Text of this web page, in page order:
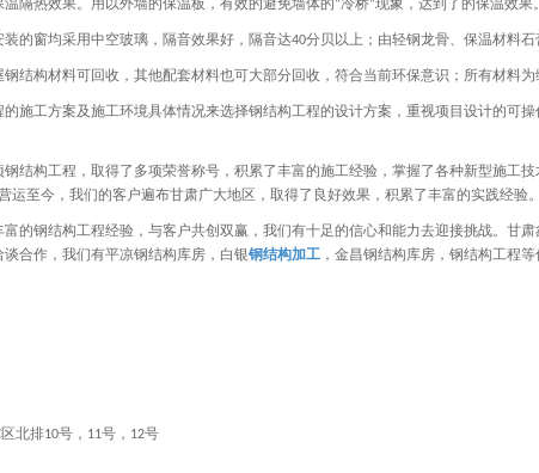
隔热效果。用以外墙的保温板，有效的避免墙体的“冷桥”现象，达到了的保温效果。
的窗均采用中空玻璃，隔音效果好，隔音达40分贝以上；由轻钢龙骨、保温材料
结构材料可回收，其他配套材料也可大部分回收，符合当前环保意识；所有材料为
施工方案及施工环境具体情况来选择钢结构工程的设计方案，重视项目设计的可
结构工程，取得了多项荣誉称号，积累了丰富的施工经验，掌握了各种新型施工
至今，我们的客户遍布甘肃广大地区，取得了良好效果，积累了丰富的实践经验。
的钢结构工程经验，与客户共创双赢，我们有十足的信心和能力去迎接挑战。甘
合作，我们有平凉钢结构库房，白银钢结构加工 ，金昌钢结构库房，钢结构工程
区北排10号， 11号， 12号